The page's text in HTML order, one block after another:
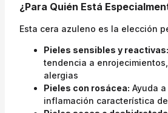
¿Para Quién Está
Esta cera azuleno es la elección
Pieles sensibles y reactivas:
tendencia a
alergias
Pieles con rosácea: Ayuda
inflamación característica